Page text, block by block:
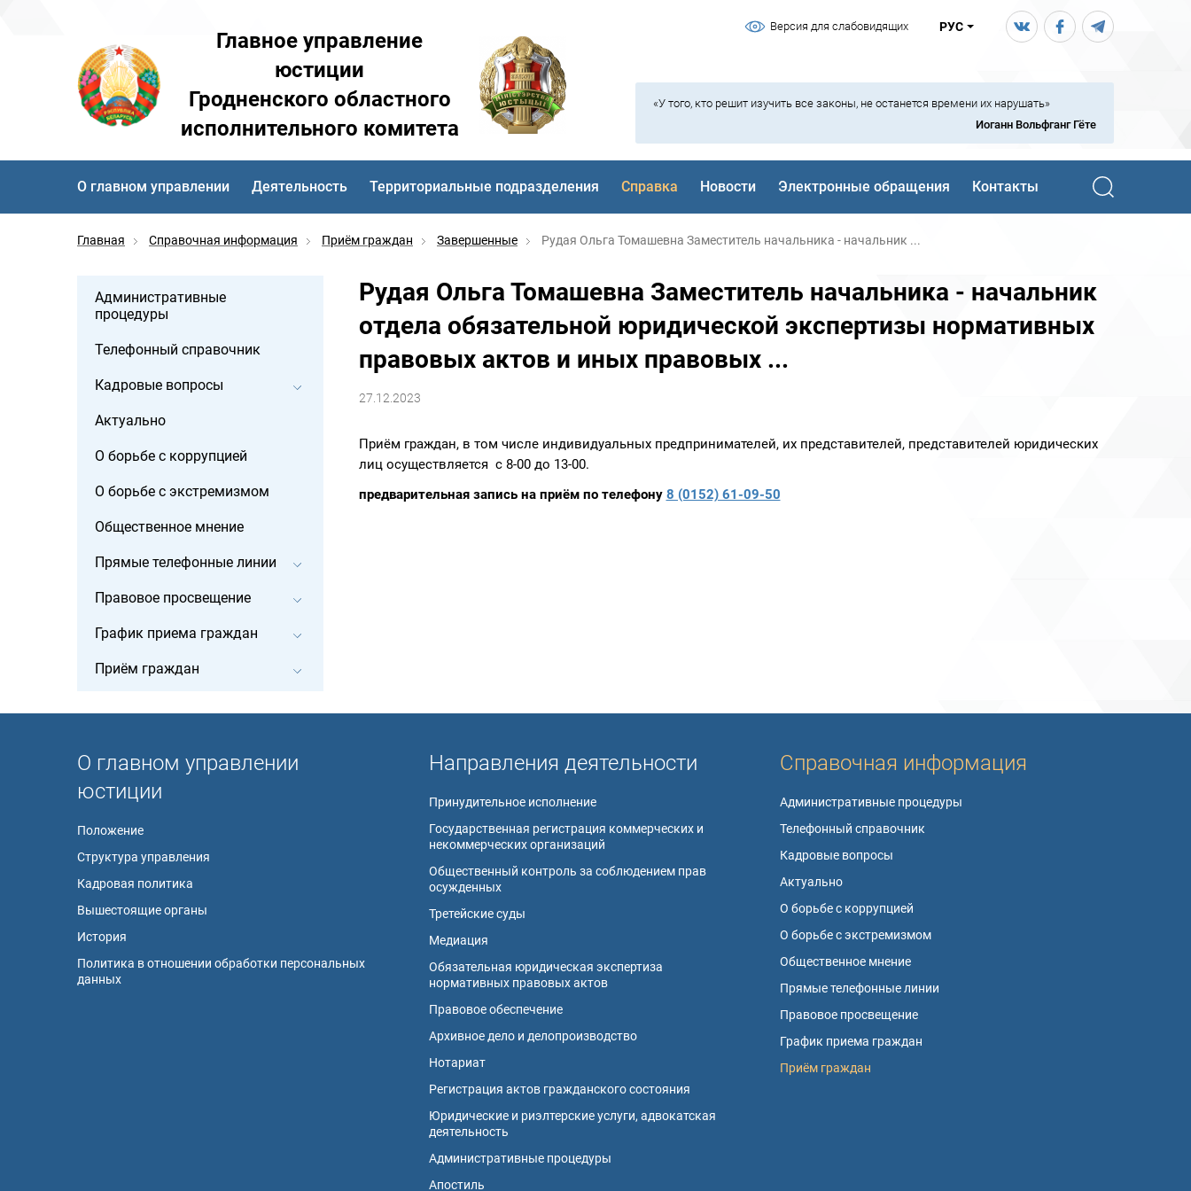
Версия для слабовидящих РУС
Главное управление
юстиции
Гродненского областного
исполнительного комитета
«У того, кто решит изучить все законы, не останется времени их нарушать»
Иоганн Вольфганг Гёте
О главном управлении Деятельность Территориальные подразделения Справка Новости Электронные обращения Контакты
Главная Справочная информация Приём граждан Завершенные Рудая Ольга Томашевна Заместитель начальника - начальник ...
Рудая Ольга Томашевна Заместитель начальника - начальник
отдела обязательной юридической экспертизы нормативных
правовых актов и иных правовых ...
27.12.2023
Приём граждан, в том числе индивидуальных предпринимателей, их представителей, представителей юридических
лиц осуществляется с 8-00 до 13-00.
предварительная запись на приём по телефону 8 (0152) 61-09-50
Административные
процедуры
Телефонный справочник
Кадровые вопросы
Актуально
О борьбе с коррупцией
О борьбе с экстремизмом
Общественное мнение
Прямые телефонные линии
Правовое просвещение
График приема граждан
Приём граждан
О главном управлении
юстиции
Положение
Структура управления
Кадровая политика
Вышестоящие органы
История
Политика в отношении обработки персональных
данных
Направления деятельности
Принудительное исполнение
Государственная регистрация коммерческих и
некоммерческих организаций
Общественный контроль за соблюдением прав
осужденных
Третейские суды
Медиация
Обязательная юридическая экспертиза
нормативных правовых актов
Правовое обеспечение
Архивное дело и делопроизводство
Нотариат
Регистрация актов гражданского состояния
Юридические и риэлтерские услуги, адвокатская
деятельность
Административные процедуры
Апостиль
Справочная информация
Административные процедуры
Телефонный справочник
Кадровые вопросы
Актуально
О борьбе с коррупцией
О борьбе с экстремизмом
Общественное мнение
Прямые телефонные линии
Правовое просвещение
График приема граждан
Приём граждан